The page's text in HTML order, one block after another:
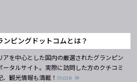
ンピングドットコムとは？
を中心とした国内の厳選されたグランピン
タルサイト。実際に訪問した方のクチコミ
観光情報も満載！ more